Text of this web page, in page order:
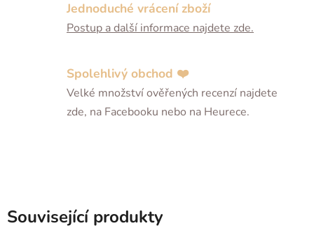
Jednoduché vrácení zboží
Postup a další informace najdete zde.
Spolehlivý obchod ❤️
Velké množství ověřených recenzí najdete
zde, na Facebooku nebo na Heurece.
Související produkty